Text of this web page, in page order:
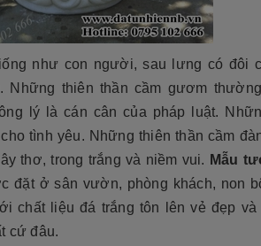
như con người, sau lưng có đôi
thiên thần cầm gươm
lý là cán cân của pháp luật.
tình yêu. Những thiên thần cầm
thơ, trong trắng và niềm vui. Mẫu
đặt ở sân vườn, phòng khách, non
chất liệu đá trắng tôn lên vẻ đẹp và
cứ đâu.